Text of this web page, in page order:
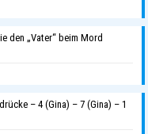
den „Vater“ beim Mord
– 4 (Gina) – 7 (Gina) – 1